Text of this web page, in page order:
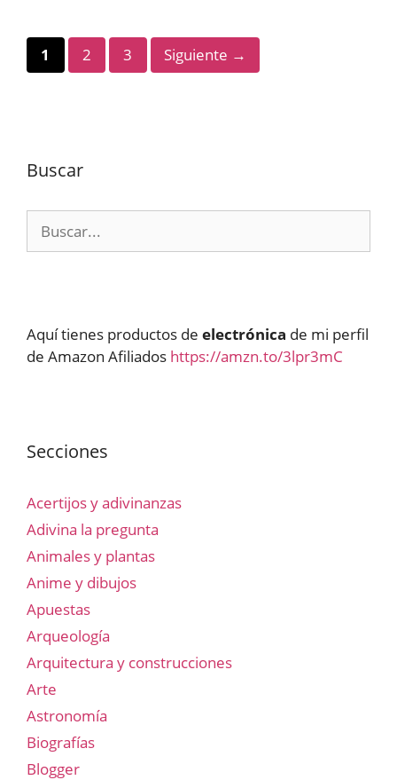
Página
1 Página
2 Página
3 Siguiente →
Buscar
Aquí tienes productos de electrónica de mi perfil
de Amazon Afiliados https://amzn.to/3lpr3mC
Secciones
Acertijos y adivinanzas
Adivina la pregunta
Animales y plantas
Anime y dibujos
Apuestas
Arqueología
Arquitectura y construcciones
Arte
Astronomía
Biografías
Blogger